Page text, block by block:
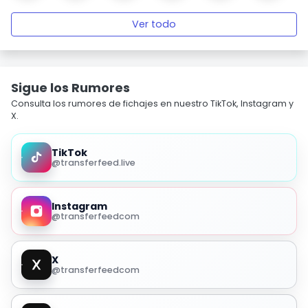
Ver todo
Sigue los Rumores
Consulta los rumores de fichajes en nuestro TikTok, Instagram y
X.
TikTok
@transferfeed.live
Instagram
@transferfeedcom
X
@transferfeedcom